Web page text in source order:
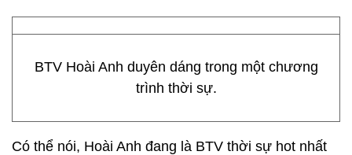
BTV Hoài Anh duyên dáng trong một chương
trình thời sự.
Có thể nói, Hoài Anh đang là BTV thời sự hot nhất